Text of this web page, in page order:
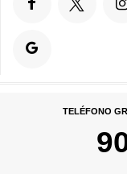
TELÉFONO